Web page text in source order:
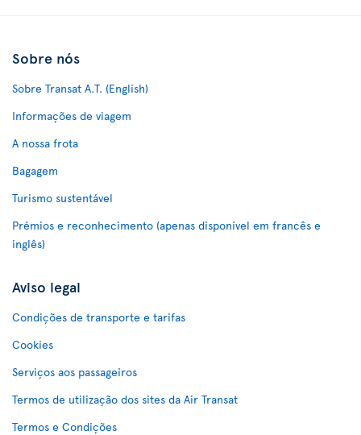
Sobre nós
Sobre Transat A.T. (English)
Informações de viagem
A nossa frota
Bagagem
Turismo sustentável
Prémios e reconhecimento (apenas disponível em francês e
inglês)
Aviso legal
Condições de transporte e tarifas
Cookies
Serviços aos passageiros
Termos de utilização dos sites da Air Transat
Termos e Condições